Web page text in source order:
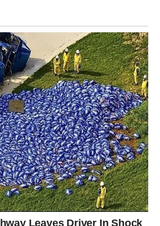
iz porodice posjećivao grob dok
kako su sedmice prolazile, postalo joj
ona poznaje. Znatiželja se
i u snažnu potrebu da sazna istinu.
čega?
da ispituje prijatelje i članove
ništa. Sve do dana kada se
ženom na groblju. Stajala je
tiha, pogleda punog tuge i
žena u tridesetim godinama, koju
nije vidjela. U trenutku se osjećala
ruši.
brojne misli – da li je ova žena